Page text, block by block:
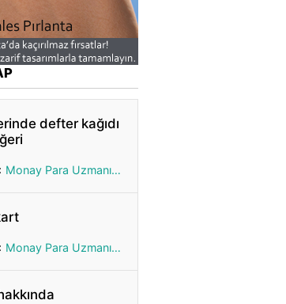
defter kağıdı
Monay Para Uzmanı Gönül
Monay Para Uzmanı Gönül